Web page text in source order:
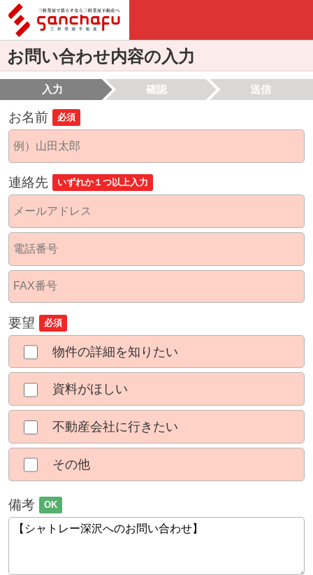
お問い合わせ内容の入力
入力 確認 送信
お名前 必須
連絡先 いずれか１つ以上入力
要望 必須
物件の詳細を知りたい
資料がほしい
不動産会社に行きたい
その他
備考 OK